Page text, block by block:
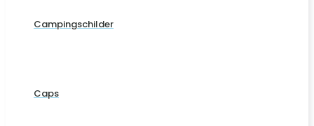
Campingschilder
Caps